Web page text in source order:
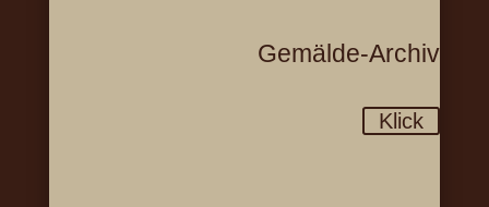
Gemälde-Archiv
Klick